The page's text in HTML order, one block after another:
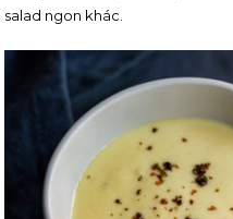
salad ngon khác.